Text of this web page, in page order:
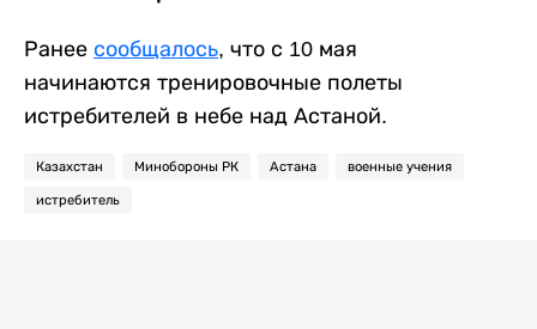
Ранее сообщалось, что с 10 мая
начинаются тренировочные полеты
истребителей в небе над Астаной.
Казахстан Минобороны РК Астана военные учения
истребитель